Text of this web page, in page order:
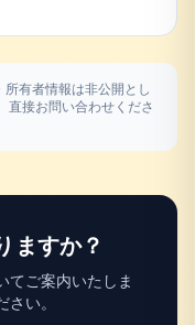
有者情報は非公開とし
直接お問い合わせくださ
ますか？
てご案内いたしま
い。